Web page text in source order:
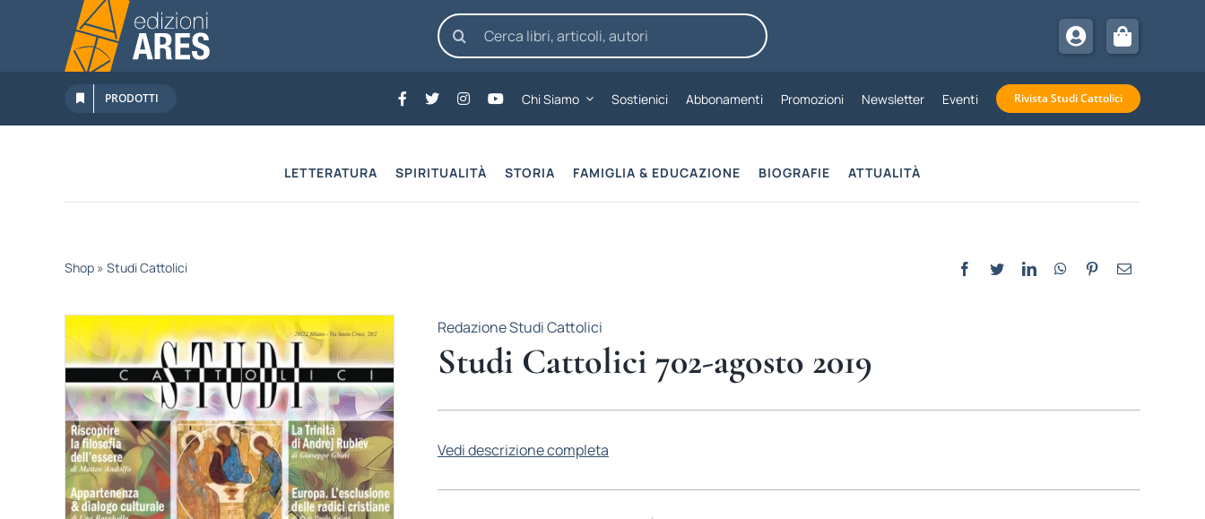
contenuto
Cerca
per:
PRODOTTI Chi Siamo Sostienici Abbonamenti Promozioni Newsletter Eventi Rivista Studi Cattolici
LETTERATURA SPIRITUALITÀ STORIA FAMIGLIA & EDUCAZIONE BIOGRAFIE ATTUALITÀ
Shop» Studi Cattolici
Redazione Studi Cattolici
Studi Cattolici 702-agosto 2019
Vedi descrizione completa